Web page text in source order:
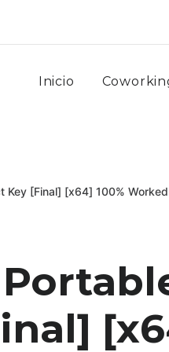
Inicio
Key [Final] [x64] 100% Worked